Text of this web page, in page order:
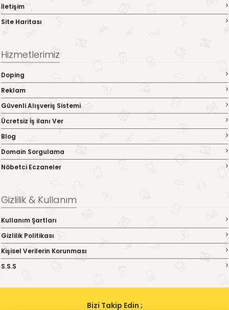
İletişim
Site Haritası
Hizmetlerimiz
Doping
Reklam
Güvenli Alışveriş Sistemi
Ücretsiz İş ilanı Ver
Blog
Domain Sorgulama
Nöbetci Eczaneler
Gizlilik & Kullanım
Kullanım Şartları
Gizlilik Politikası
Kişisel Verilerin Korunması
S.S.S
Bizi Takip Edin ;